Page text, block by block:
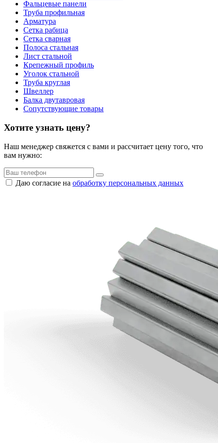
Фальцевые панели
Труба профильная
Арматура
Cетка рабица
Сетка сварная
Полоса стальная
Лист стальной
Крепежный профиль
Уголок стальной
Труба круглая
Швеллер
Балка двутавровая
Сопутствующие товары
Хотите узнать цену?
Наш менеджер свяжется с вами и рассчитает цену того, что
вам нужно:
Даю согласие на обработку персональных данных